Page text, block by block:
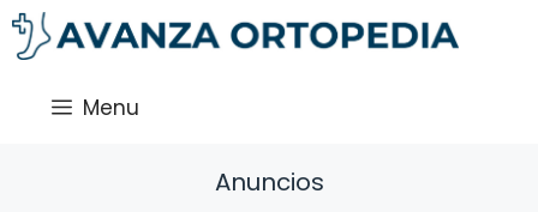
Saltar
al
Menu
Anuncios